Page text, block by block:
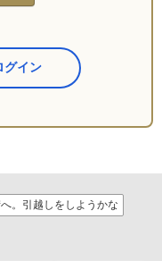
らログイン
。引越しをしようかな